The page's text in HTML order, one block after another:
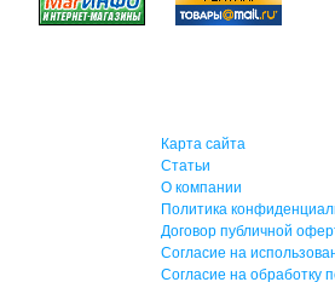
Карта сайта
Статьи
О компании
Политика
Договор публичной
Согласие на
Согласие на обработку